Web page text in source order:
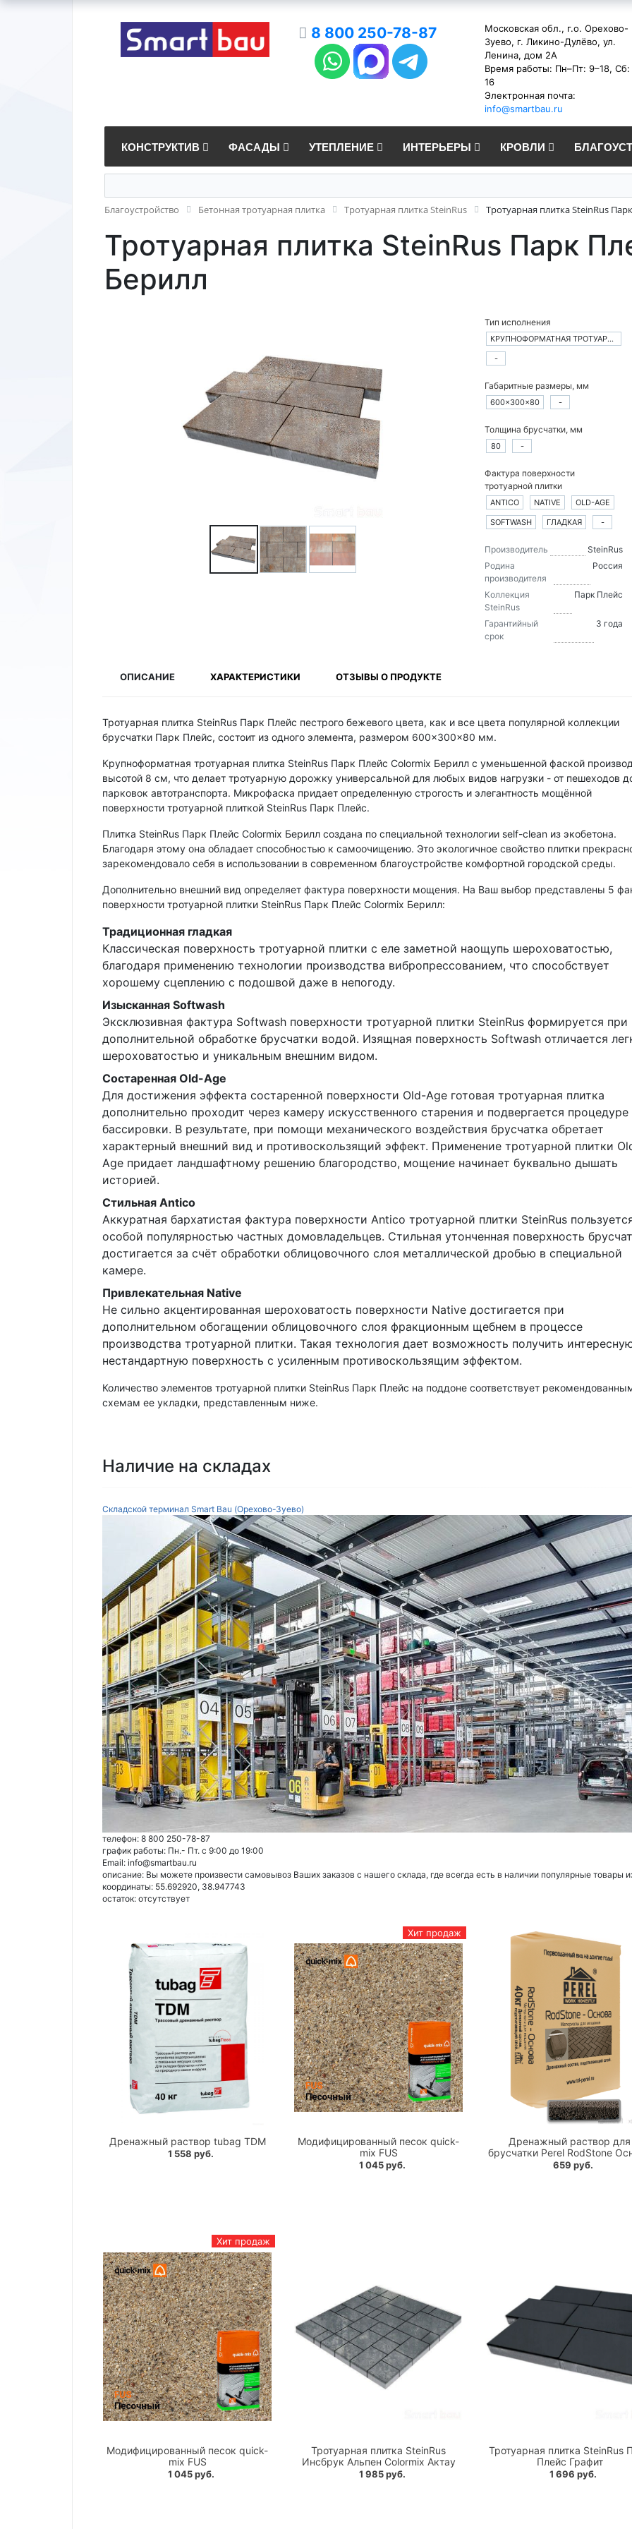
8 800 250-78-87
Московская обл., г.о. Орехово-
Зуево, г. Ликино-Дулёво, ул.
Ленина, дом 2А
Время работы: Пн–Пт: 9–18, Сб:
16
Электронная почта:
info@smartbau.ru
КОНСТРУКТИВ ФАСАДЫ УТЕПЛЕНИЕ ИНТЕРЬЕРЫ КРОВЛИ
Благоустройство Бетонная тротуарная плитка Тротуарная плитка SteinRus Тротуарная плитка SteinRus
Тротуарная плитка SteinRus Парк
Берилл
Тип исполнения
КРУПНОФОРМАТНАЯ ТРОТУАРНАЯ ПЛИТКА ИЗ 1-ГО ЭЛЕМЕНТА
-
Габаритные размеры, мм
600×300×80 -
Толщина брусчатки, мм
80 -
Фактура поверхности
тротуарной плитки
ANTICO NATIVE
OLD-AGE
SOFTWASH
ГЛАДКАЯ -
Производитель
SteinRus
Родина
производителя
Россия
Коллекция
SteinRus
Парк Плейс
Гарантийный
срок
3 года
ОПИСАНИЕ ХАРАКТЕРИСТИКИ ОТЗЫВЫ О ПРОДУКТЕ
Тротуарная плитка SteinRus Парк Плейс пестрого бежевого цвета, как и все цвета популярной коллекции
брусчатки Парк Плейс, состоит из одного элемента, размером 600×300×80 мм.
Крупноформатная тротуарная плитка SteinRus Парк Плейс Colormix Берилл с уменьшенной фаской
высотой 8 см, что делает тротуарную дорожку универсальной для любых видов нагрузки - от пешеходов
парковок автотранспорта. Микрофаска придает определенную строгость и элегантность мощённой
поверхности тротуарной плиткой SteinRus Парк Плейс.
Плитка SteinRus Парк Плейс Colormix Берилл создана по специальной технологии self-clean из экобетона.
Благодаря этому она обладает способностью к самоочищению. Это экологичное свойство плитки
зарекомендовало себя в использовании в современном благоустройстве комфортной городской среды.
Дополнительно внешний вид определяет фактура поверхности мощения. На Ваш выбор представлены 5
поверхности тротуарной плитки SteinRus Парк Плейс Colormix Берилл:
Традиционная гладкая
Классическая поверхность тротуарной плитки с еле заметной наощупь шероховатостью,
благодаря применению технологии производства вибропрессованием, что способствует
хорошему сцеплению с подошвой даже в непогоду.
Изысканная Softwash
Эксклюзивная фактура Softwash поверхности тротуарной плитки SteinRus формируется при
дополнительной обработке брусчатки водой. Изящная поверхность Softwash отличается
шероховатостью и уникальным внешним видом.
Состаренная Old-Age
Для достижения эффекта состаренной поверхности Old-Age готовая тротуарная плитка
дополнительно проходит через камеру искусственного старения и подвергается процедуре
бассировки. В результате, при помощи механического воздействия брусчатка обретает
характерный внешний вид и противоскользящий эффект. Применение тротуарной плитки
Age придает ландшафтному решению благородство, мощение начинает буквально дышать
историей.
Стильная Antico
Аккуратная бархатистая фактура поверхности Antico тротуарной плитки SteinRus
особой популярностью частных домовладельцев. Стильная утонченная поверхность
достигается за счёт обработки облицовочного слоя металлической дробью в специальной
камере.
Привлекательная Native
Не сильно акцентированная шероховатость поверхности Native достигается при
дополнительном обогащении облицовочного слоя фракционным щебнем в процессе
производства тротуарной плитки. Такая технология дает возможность получить
нестандартную поверхность с усиленным противоскользящим эффектом.
Количество элементов тротуарной плитки SteinRus Парк Плейс на поддоне соответствует
схемам ее укладки, представленным ниже.
Наличие на складах
Складской терминал Smart Bau (Орехово-Зуево)
телефон: 8 800 250-78-87
график работы: Пн.- Пт. с 9:00 до 19:00
Email: info@smartbau.ru
описание: Вы можете произвести самовывоз Ваших заказов с нашего склада, где всегда есть в наличии популярные товары
координаты: 55.692920, 38.947743
остаток: отсутствует
Дренажный раствор tubag TDM
1 558 руб.
Хит продаж
Модифицированный песок quick-
mix FUS
1 045 руб.
Дренажный раствор для
брусчатки Perel RodStone
659 руб.
Хит продаж
Модифицированный песок quick-
mix FUS
1 045 руб.
Тротуарная плитка SteinRus
Инсбрук Альпен Colormix Актау
1 985 руб.
Тротуарная плитка SteinRus
Плейс Графит
1 696 руб.